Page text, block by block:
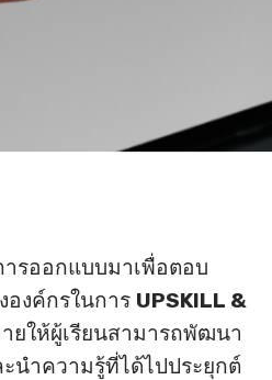
รออกแบบมาเพื่อตอบ
งค์กรในการ UPSKILL &
ยให้ผู้เรียนสามารถพัฒนา
นำความรู้ที่ได้ไปประยุกต์